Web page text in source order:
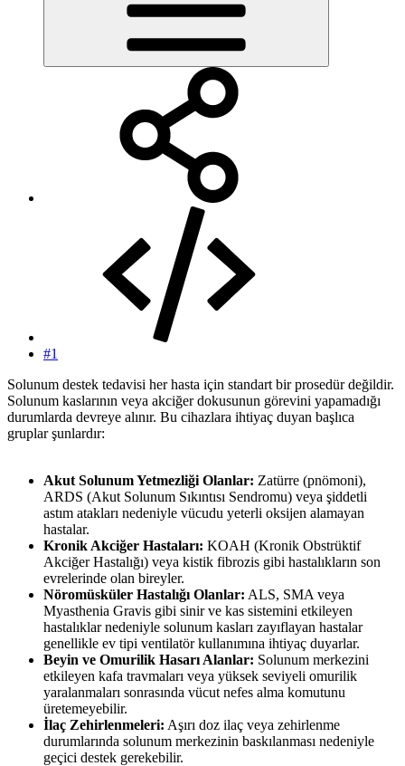
#1
Solunum destek tedavisi her hasta için standart bir prosedür değildir.
Solunum kaslarının veya akciğer dokusunun görevini yapamadığı
durumlarda devreye alınır. Bu cihazlara ihtiyaç duyan başlıca
gruplar şunlardır:
Akut Solunum Yetmezliği Olanlar: Zatürre (pnömoni),
ARDS (Akut Solunum Sıkıntısı Sendromu) veya şiddetli
astım atakları nedeniyle vücudu yeterli oksijen alamayan
hastalar.
Kronik Akciğer Hastaları: KOAH (Kronik Obstrüktif
Akciğer Hastalığı) veya kistik fibrozis gibi hastalıkların son
evrelerinde olan bireyler.
Nöromüsküler Hastalığı Olanlar: ALS, SMA veya
Myasthenia Gravis gibi sinir ve kas sistemini etkileyen
hastalıklar nedeniyle solunum kasları zayıflayan hastalar
genellikle ev tipi ventilatör kullanımına ihtiyaç duyarlar.
Beyin ve Omurilik Hasarı Alanlar: Solunum merkezini
etkileyen kafa travmaları veya yüksek seviyeli omurilik
yaralanmaları sonrasında vücut nefes alma komutunu
üretemeyebilir.
İlaç Zehirlenmeleri: Aşırı doz ilaç veya zehirlenme
durumlarında solunum merkezinin baskılanması nedeniyle
geçici destek gerekebilir.